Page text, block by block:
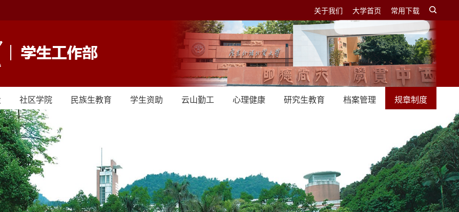
关于我们 大学首页 常用下载
社区学院 民族生教育 学生资助 云山勤工 心理健康 研究生教育 档案管理 规章制度